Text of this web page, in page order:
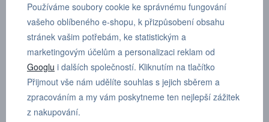
• Dále měď, mosaz, bronz
Vysoký řezný účinek díky příčnému řezu
– Hladký provoz
– Krátké třísky
Výrobce: SGS pro
Typ upínání:
válcové
Používáme soubory cookie ke správnému fungování
vašeho oblíbeného e-shopu, k přizpůsobení obsahu
stránek vašim potřebám, ke statistickým a
marketingovým účelům a personalizaci reklam od
Googlu i dalších společností. Kliknutím na tlačítko
Přijmout vše nám udělíte souhlas s jejich sběrem a
zpracováním a my vám poskytneme ten nejlepší zážitek
z nakupování.